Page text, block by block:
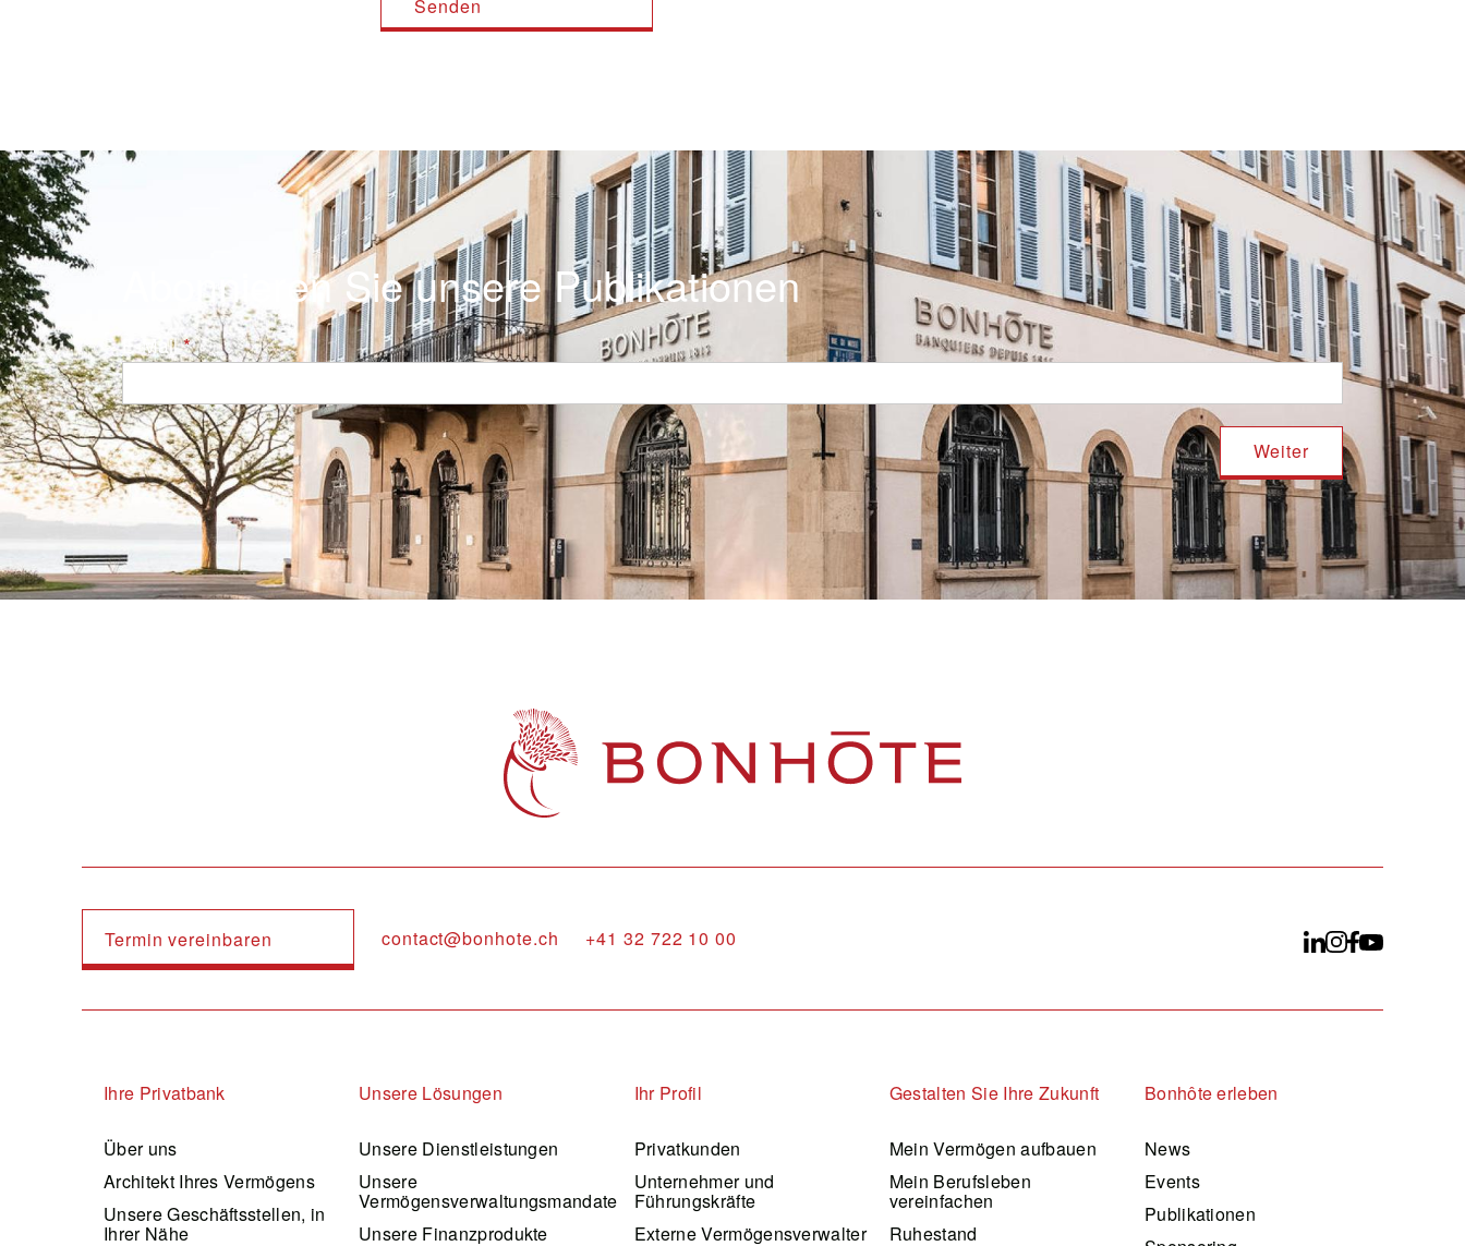
Abonnieren Sie unsere Publikationen
E-Mail
Termin vereinbaren contact@bonhote.ch +41 32 722 10 00
Navigation principale
Ihre Privatbank
Über uns
Architekt Ihres Vermögens
Unsere Geschäftsstellen, in
Ihrer Nähe
Unsere Lösungen
Unsere Dienstleistungen
Unsere
Vermögensverwaltungsmandate
Unsere Finanzprodukte
Ihr Profil
Privatkunden
Unternehmer und
Führungskräfte
Externe Vermögensverwalter
Gestalten Sie Ihre Zukunft
Mein Vermögen aufbauen
Mein Berufsleben
vereinfachen
Ruhestand
Bonhôte erleben
News
Events
Publikationen